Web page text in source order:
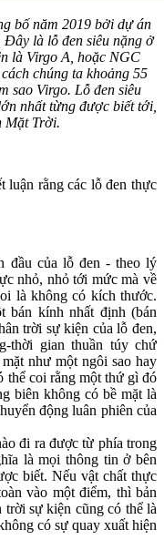
bố năm 2019 bởi dự án
là lỗ đen siêu nặng ở
là Virgo A, hoặc NGC
chúng ta khoảng 55
sao Virgo. Lỗ đen siêu
nhất từng được biết tới,
Mặt Trời.
luận rằng các lỗ đen thực
đầu của lỗ đen - theo lý
nhỏ, nhỏ tới mức mà về
là không có kích thước.
bán kính nhất định (bán
trời sự kiện của lỗ đen,
thời gian thuần túy chứ
như một ngôi sao hay
thể coi rằng một thứ gì đó
biên không có bề mặt là
động luân phiên của
đi ra được từ phía trong
là mọi thông tin ở bên
biết. Nếu vật chất thực
vào một điểm, thì bản
trời sự kiện cũng có thể là
có sự quay xuất hiện